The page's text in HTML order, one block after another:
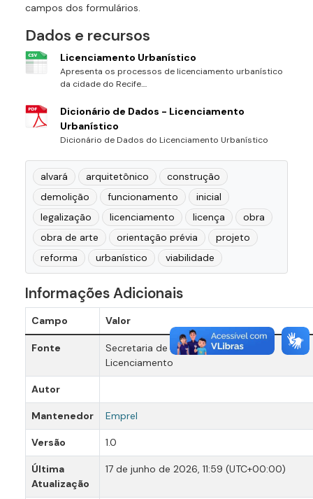
campos dos formulários.
Dados e recursos
Licenciamento Urbanístico
Apresenta os processos de licenciamento urbanístico
da cidade do Recife....
Dicionário de Dados - Licenciamento
Urbanístico
Dicionário de Dados do Licenciamento Urbanístico
alvará arquitetônico
construção
demolição
funcionamento
inicial
legalização
licenciamento licença
obra
obra de arte
orientação prévia
projeto
reforma
urbanístico viabilidade
Informações Adicionais
Campo Valor
Fonte
Secretaria de Política Urbana e
Licenciamento
Autor
Mantenedor Emprel
Versão 1.0
Última
Atualização
17 de junho de 2026, 11:59 (UTC+00:00)